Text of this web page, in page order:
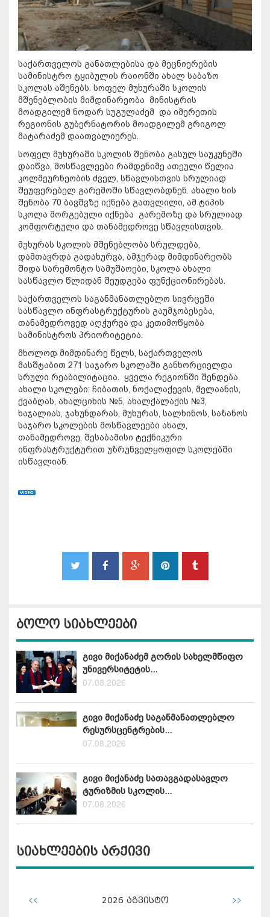
საქართველოს განათლებისა და მეცნიერების
სამინისტრო ტყიბულის რაიონში ახალ საბაზო
სკოლას აშენებს. სოფელ მუხურაში სკოლის
მშენებლობის მიმდინარეობა მინისტრის
მოადგილემ ნოდარ სუგულაძემ და იმერეთის
რეგიონის გუბერნატორის მოადგილემ გრიგოლ
მატარაძემ დაათვალიერეს.
სოფელ მუხურაში სკოლის შენობა გასულ საუკუნეში
დაიწვა, მოსწავლეები რამდენიმე ათეული წელია
კოლმეურნეობის ძველ, სწავლისთვის სრულიად
შეუფერებელ გარემოში სწავლობდნენ. ახალი ხის
შენობა 70 ბავშვზე იქნება გათვლილი, ამ ტიპის
სკოლა მორგებული იქნება გარემოზე და სრულიად
კომფორტული და თანამედროვე სწავლისთვის.
მუხურას სკოლის მშენებლობა სრულდება,
დამთავრდა გადახურვა, ამჯერად მიმდინარეობს
შიდა სარემონტო სამუშაოები, სკოლა ახალი
სასწავლო წლიდან შეუდგება ფუნქციონირებას.
საქართველოს საგანმანათლებლო სივრცეში
სასწავლო ინფრასტრუქტურის გაუმჯობესება,
თანამედროვედ აღჭურვა და კეთიმოწყობა
სამინისტროს პრიორიტეტია.
მხოლოდ მიმდინარე წელს, საქართველოს
მასშტაბით 271 საჯარო სკოლაში განხორციელდა
სრული რეაბილიტაცია. ყველა რეგიონში შენდება
ახალი სკოლები: ჩიბათის, ნოქალაქევის, მელაანის,
ქვაბღას, ახალციხის №5, ახალქალაქის №3,
ხაჯალიას, ჯახუნდარას, მუხურას, სალხინოს, საზანოს
საჯარო სკოლების მოსწავლეები ახალ,
თანამედროვე, შესაბამისი ტექნიკური
ინფრასტრუქტურით უზრუნველყოფილ სკოლებში
ისწავლიან.
ბოლო სიახლეები
გივი მიქანაძემ გორის სახელმწიფო
უნივერსიტეტის...
07.08.2026
გივი მიქანაძე საგანმანათლებლო
რესურსცენტრების...
07.08.2026
გივი მიქანაძე სათავგადასავლო
ტურიზმის სკოლის...
07.08.2026
სიახლეების არქივი
<< 2026 აგვისტო >>